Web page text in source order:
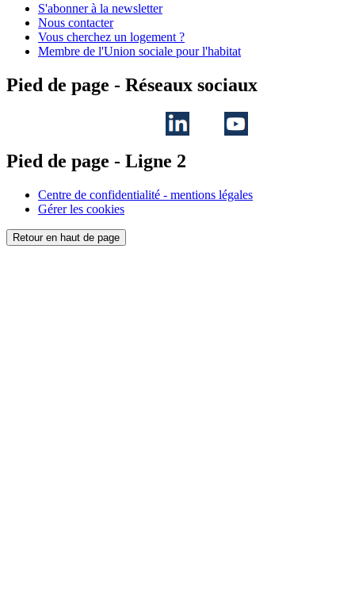
S'abonner à la newsletter
Nous contacter
Vous cherchez un logement ?
Membre de l'Union sociale pour l'habitat
Pied de page - Réseaux sociaux
Pied de page - Ligne 2
Centre de confidentialité - mentions légales
Gérer les cookies
Retour en haut de page